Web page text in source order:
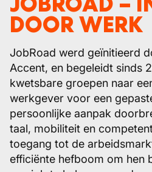
DOOR WERK
JobRoad werd geïnitieerd
Accent, en begeleidt sinds
kwetsbare groepen naar
werkgever voor een
persoonlijke aanpak
taal, mobiliteit en
toegang tot de
efficiënte hefboom om hen